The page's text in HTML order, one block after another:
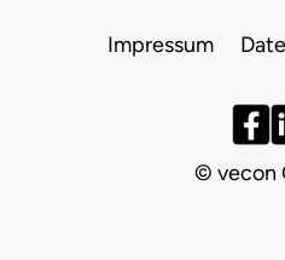
Impressum
© vecon